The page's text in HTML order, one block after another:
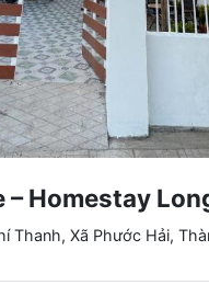
– Homestay
Thanh, Xã Phước Hải,